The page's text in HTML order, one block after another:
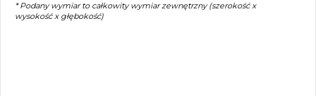
* Podany wymiar to całkowity wymiar zewnętrzny (szerokość x
wysokość x głębokość)